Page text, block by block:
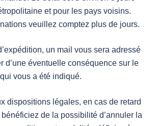
et pour les pays voisins.
veuillez comptez plus de jours.
un mail vous sera adressé
d’une éventuelle conséquence sur le
vous a été indiqué.
dispositions légales, en cas de retard
de la possibilité d’annuler la